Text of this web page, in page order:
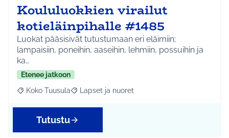
Koululuokkien virailut
kotieläinpihalle #1485
Luokat pääsisivät tutustumaan eri eläimiin;
lampaisiin, poneihin, aaseihin, lehmiin, possuihin ja
ka…
Etenee jatkoon
Rajaa tulokset aihepiirin mukaan: Koko Tuusula
Koko Tuusula Rajaa tulokset teeman mukaan: Lapset ja
Lapset ja nuoret
Tutustu